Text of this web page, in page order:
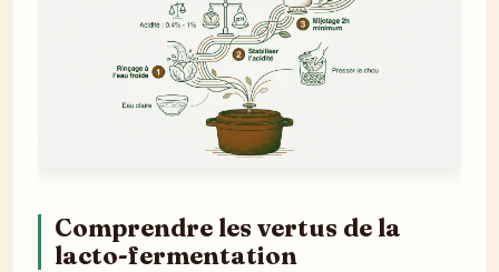
Comprendre les vertus de la
lacto-fermentation